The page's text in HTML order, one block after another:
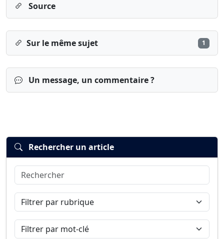
Source
Sur le même sujet 1
Un message, un commentaire ?
Connexion
Rechercher un article
Rechercher
Filtrer par rubrique
Filtrer par mot-clé